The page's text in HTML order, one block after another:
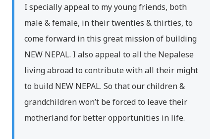
I specially appeal to my young friends, both
male & female, in their twenties & thirties, to
come forward in this great mission of building
NEW NEPAL. I also appeal to all the Nepalese
living abroad to contribute with all their might
to build NEW NEPAL. So that our children &
grandchildren won’t be forced to leave their
motherland for better opportunities in life.